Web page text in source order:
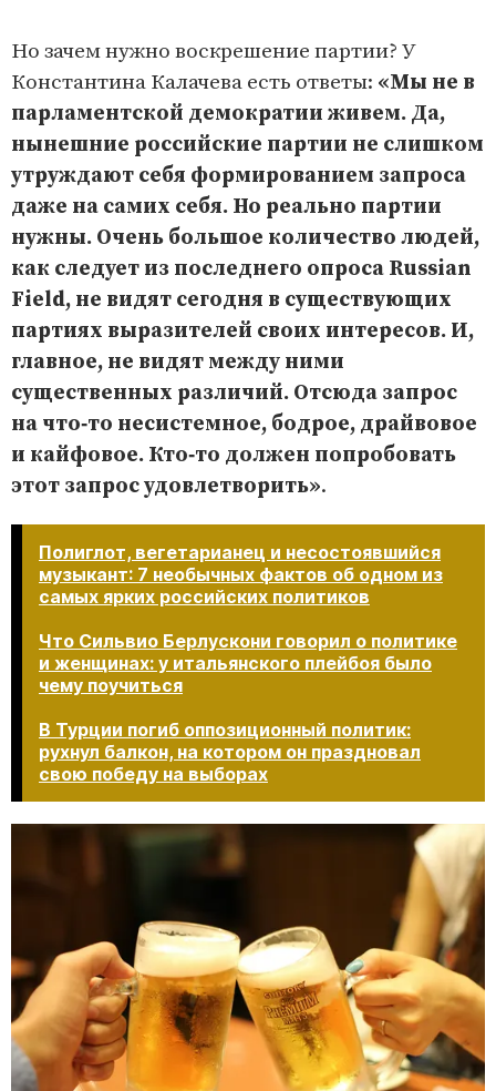
Но зачем нужно воскрешение партии? У
Константина Калачева есть ответы: «Мы не в
парламентской демократии живем. Да,
нынешние российские партии не слишком
утруждают себя формированием запроса
даже на самих себя. Но реально партии
нужны. Очень большое количество людей,
как следует из последнего опроса Russian
Field, не видят сегодня в существующих
партиях выразителей своих интересов. И,
главное, не видят между ними
существенных различий. Отсюда запрос
на что‑то несистемное, бодрое, драйвовое
и кайфовое. Кто‑то должен попробовать
этот запрос удовлетворить».
Полиглот, вегетарианец и несостоявшийся
музыкант: 7 необычных фактов об одном из
самых ярких российских политиков
Что Сильвио Берлускони говорил о политике
и женщинах: у итальянского плейбоя было
чему поучиться
В Турции погиб оппозиционный политик:
рухнул балкон, на котором он праздновал
свою победу на выборах